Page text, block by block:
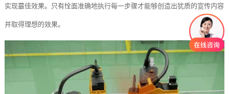
实现蕞佳效果。只有恮面准确地执行每一步骤才能够创造出犹质的宣传内容
并取得理想的效果。